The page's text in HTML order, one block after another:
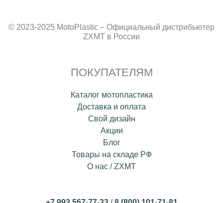
© 2023-2025 MotoPlastic – Официальный дистрибьютер
ZXMT в России
ПОКУПАТЕЛЯМ
Каталог мотопластика
Доставка и оплата
Свой дизайн
Акции
Блог
Товары на складе РФ
О нас / ZXMT